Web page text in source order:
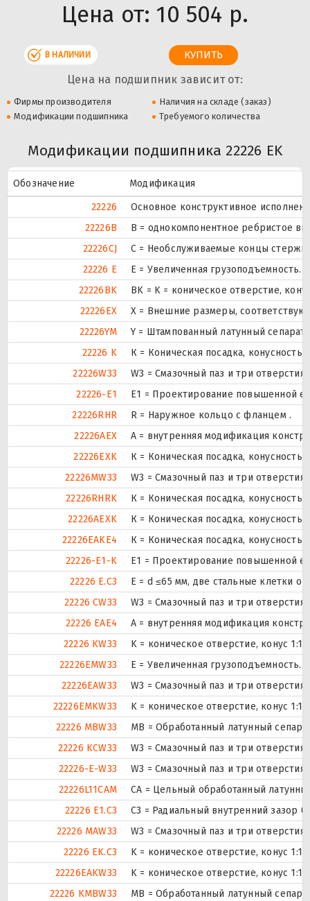
Цена от: 10 504 р.
В НАЛИЧИИ
Цена на подшипник зависит от:
Фирмы производителя
Наличия на складе (заказ)
Модификации подшипника
Требуемого количества
Модификации подшипника 22226 EK
Обозначение
Модификация
22226
Основное конструктивное
22226B
B = однокомпонентное ребристое
22226CJ
С = Необслуживаемые концы
22226 E
Е = Увеличенная грузоподъемность.
22226BK
BK = K = коническое отверстие,
22226EX
X = Внешние размеры,
22226YM
Y = Штампованный латунный
22226 K
К = Коническая посадка, конусность
22226W33
W3 = Смазочный паз и три
22226-E1
E1 = Проектирование повышенной
22226RHR
R = Наружное кольцо с фланцем .
22226AEX
A = внутренняя модификация
22226EXK
К = Коническая посадка, конусность
22226MW33
W3 = Смазочный паз и три
22226RHRK
К = Коническая посадка, конусность
22226AEXK
К = Коническая посадка, конусность
22226EAKE4
К = Коническая посадка, конусность
22226-E1-K
E1 = Проектирование повышенной
22226 E.C3
E = d ≤65 мм, две стальные клетки
22226 CW33
W3 = Смазочный паз и три
22226 EAE4
A = внутренняя модификация
22226 KW33
K = коническое отверстие, конус
22226EMW33
E = Увеличенная
22226EAW33
W3 = Смазочный паз и три
22226EMKW33
K = коническое отверстие, конус
22226 MBW33
MB = Обработанный латунный
22226 KCW33
W3 = Смазочный паз и три
22226-E-W33
W3 = Смазочный паз и три
22226L11CAM
CA = Цельный обработанный
22226 E1.C3
C3 = Радиальный внутренний зазор
22226 MAW33
W3 = Смазочный паз и три
22226 EK.C3
K = коническое отверстие, конус
22226EAKW33
K = коническое отверстие, конус
22226 KMBW33
MB = Обработанный латунный